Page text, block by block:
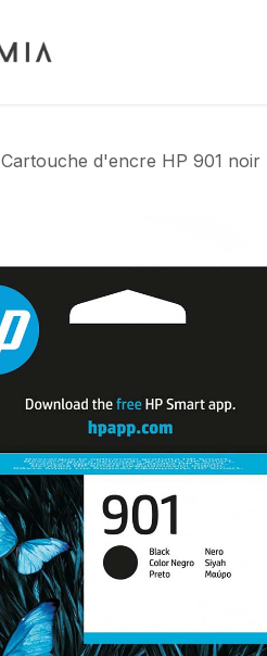
Cartouche d'encre HP 901 noir